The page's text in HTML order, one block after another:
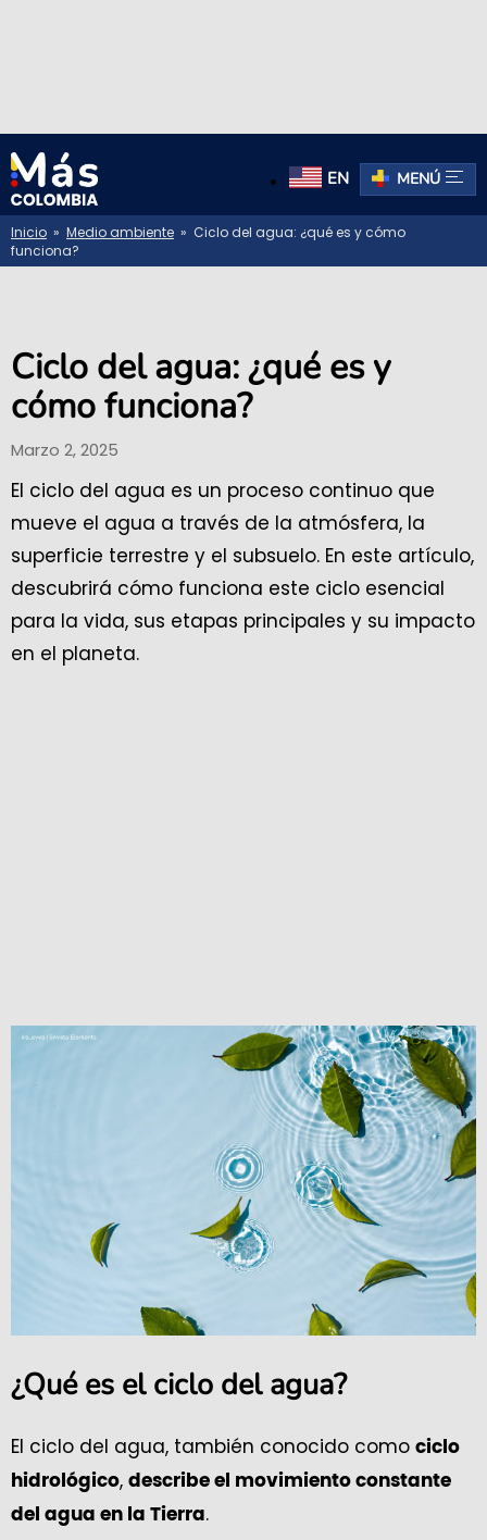
EN MENÚ
Inicio » Medio ambiente » Ciclo del agua: ¿qué es y cómo
funciona?
Ciclo del agua: ¿qué es y
cómo funciona?
Marzo 2, 2025
El ciclo del agua es un proceso continuo que
mueve el agua a través de la atmósfera, la
superficie terrestre y el subsuelo. En este artículo,
descubrirá cómo funciona este ciclo esencial
para la vida, sus etapas principales y su impacto
en el planeta.
¿Qué es el ciclo del agua?
El ciclo del agua, también conocido como ciclo
hidrológico, describe el movimiento constante
del agua en la Tierra.